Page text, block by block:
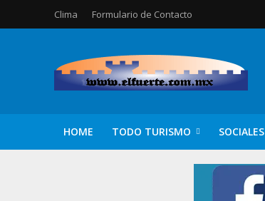
Clima Formulario de Contacto
HOME TODO TURISMO SOCIALES